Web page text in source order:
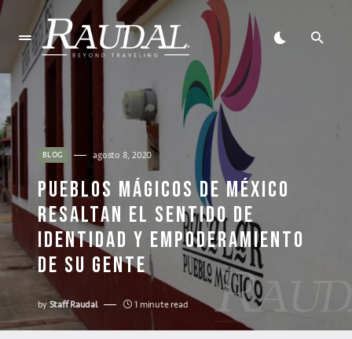
BLOG agosto 8, 2020
PUEBLOS MÁGICOS DE MÉXICO
RESALTAN EL SENTIDO DE
IDENTIDAD Y EMPODERAMIENTO
DE SU GENTE
byStaff Raudal 1 minute read